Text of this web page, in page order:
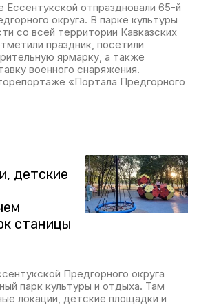
Ессентукской отпраздновали 65-й
округа. В парке культуры
со всей территории Кавказских
праздник, посетили
ярмарку, а также
военного снаряжения.
«Портала Предгорного
детские
станицы
Предгорного округа
парк культуры и отдыха. Там
локации, детские площадки и